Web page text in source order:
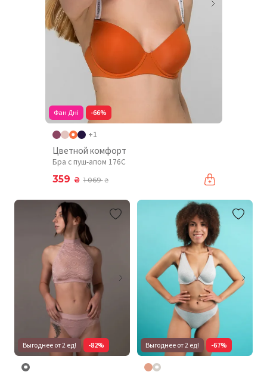
Фан Дні -66%
+1
Цветной комфорт
Бра с пуш-апом 176C
359 ₴ 1 069₴
Выгоднее от 2 ед! -82% Выгоднее от 2 ед! -67%